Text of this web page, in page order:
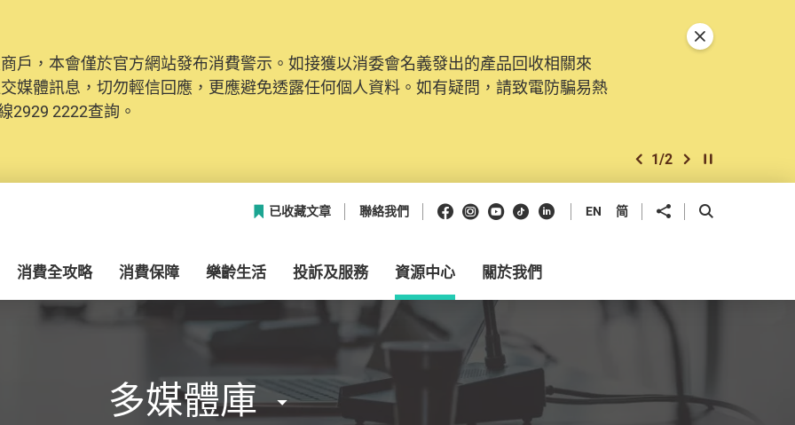
戶，本會僅於官方網站發布消費警示。如接獲以消委會名義發出的產品回收相關來
媒體訊息，切勿輕信回應，更應避免透露任何個人資料。如有疑問，請致電防騙易熱
2929 2222查詢。
絡安全，本會的投訴處理系統已經進行升級及推出新功能。由2025年11月10日起，
絡資料（包括姓名、電郵及電話）註冊帳戶，才可提交投訴、查詢及建議。所有提交
中，方便日後作出跟進。
上一個
2/2 下一個開始/暫停幻燈
關閉特別通告
已收藏文章 聯絡我們 Facebook
Instagram
Youtube
抖音領英 EN 简 分享到 開啟搜尋框
消費全攻略 消費保障 樂齡生活 投訴及服務 資源中心 關於我們
多媒體庫